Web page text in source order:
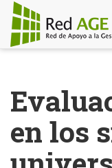
contenido
principal
en los